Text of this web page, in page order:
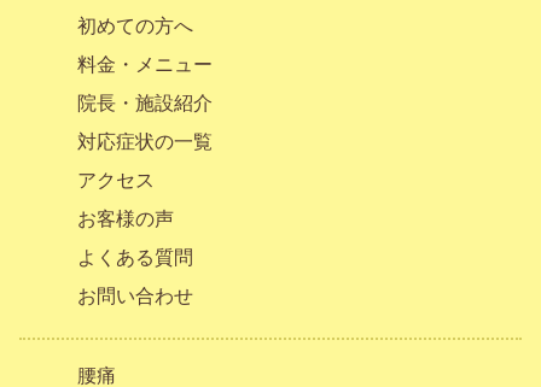
初めての方へ
料金・メニュー
院長・施設紹介
対応症状の一覧
アクセス
お客様の声
よくある質問
お問い合わせ
腰痛